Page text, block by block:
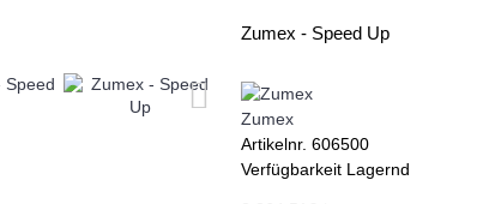
Zumex - Speed Up
Zumex
Artikelnr. 606500
Verfügbarkeit Lagernd